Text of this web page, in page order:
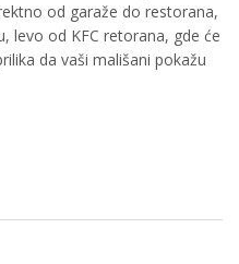
od garaže do restorana,
levo od KFC retorana, gde će
da vaši mališani pokažu